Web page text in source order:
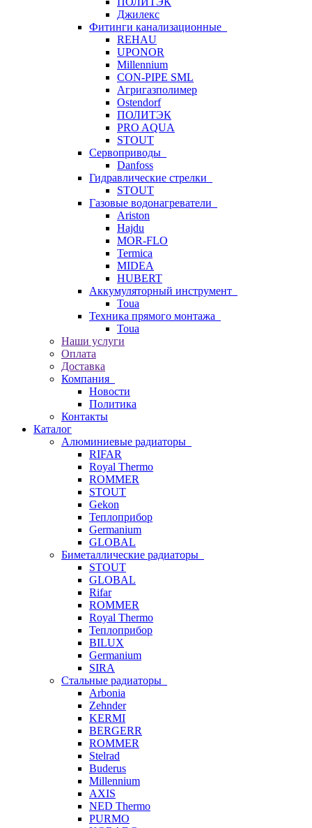
Джилекс
Фитинги канализационные
REHAU
UPONOR
Millennium
CON-PIPE SML
Агригазполимер
Ostendorf
ПОЛИТЭК
PRO AQUA
STOUT
Сервоприводы
Danfoss
Гидравлические стрелки
STOUT
Газовые водонагреватели
Ariston
Hajdu
MOR-FLO
Termica
MIDEA
HUBERT
Аккумуляторный инструмент
Toua
Техника прямого монтажа
Toua
Наши услуги
Оплата
Доставка
Компания
Новости
Политика
Контакты
Каталог
Алюминиевые радиаторы
RIFAR
Royal Thermo
ROMMER
STOUT
Gekon
Теплоприбор
Germanium
GLOBAL
Биметаллические радиаторы
STOUT
GLOBAL
Rifar
ROMMER
Royal Thermo
Теплоприбор
BILUX
Germanium
SIRA
Стальные радиаторы
Arbonia
Zehnder
KERMI
BERGERR
ROMMER
Stelrad
Buderus
Millennium
AXIS
NED Thermo
PURMO